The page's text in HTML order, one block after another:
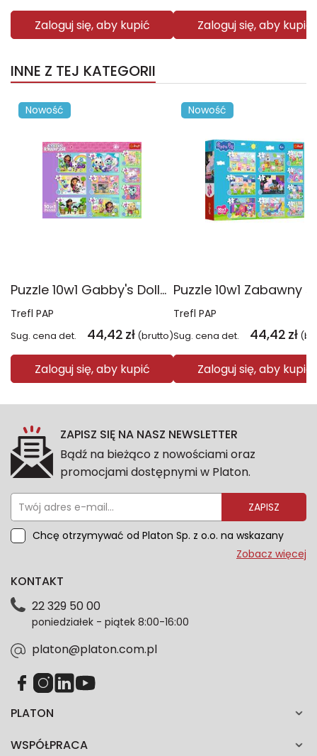
Zaloguj się, aby kupić Zaloguj się, aby kupić
INNE Z TEJ KATEGORII
Nowość
Puzzle 10w1 Gabby's Dollhouse Gabby i jej świat 96014
Trefl PAP
Sug. cena det. 44,42 zł (brutto)
Zaloguj się, aby kupić
Nowość
Trefl PAP
Sug. cena det. 44,42 zł
Zaloguj się, aby kupić
ZAPISZ SIĘ NA NASZ NEWSLETTER
Bądź na bieżąco z nowościami oraz
promocjami dostępnymi w Platon.
ZAPISZ
Chcę otrzymywać od Platon Sp. z o.o. na wskazany
przeze mnie adres e-mail informacje marketingowe
dotyczące danych osobowych znajdziesz w naszej
każdym czasie. Wycofanie zgody nie wpłynie na
zgodność z prawem przetwarzania dokonanego przed
Zobacz więcej
PLATON
WSPÓŁPRACA
KONTAKT
22 329 50 00
poniedziałek - piątek 8:00-16:00
platon@platon.com.pl